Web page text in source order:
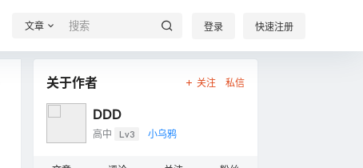
文章 登录 快速注册
关于作者 关注 私信
DDD
高中 Lv3 小乌鸦